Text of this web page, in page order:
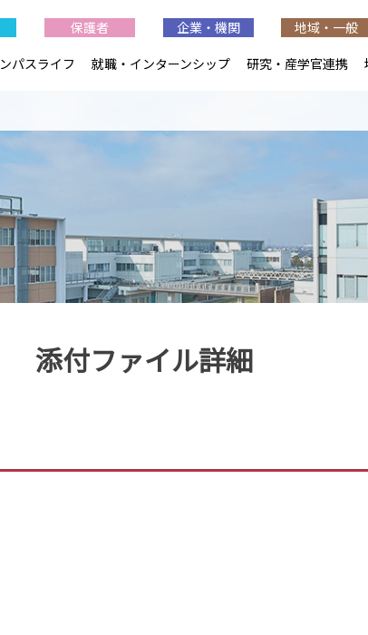
添付ファイル詳細
保護者 企業・機関
地域・一般
パスライフ 就職・インターンシップ 研究・産学官連携